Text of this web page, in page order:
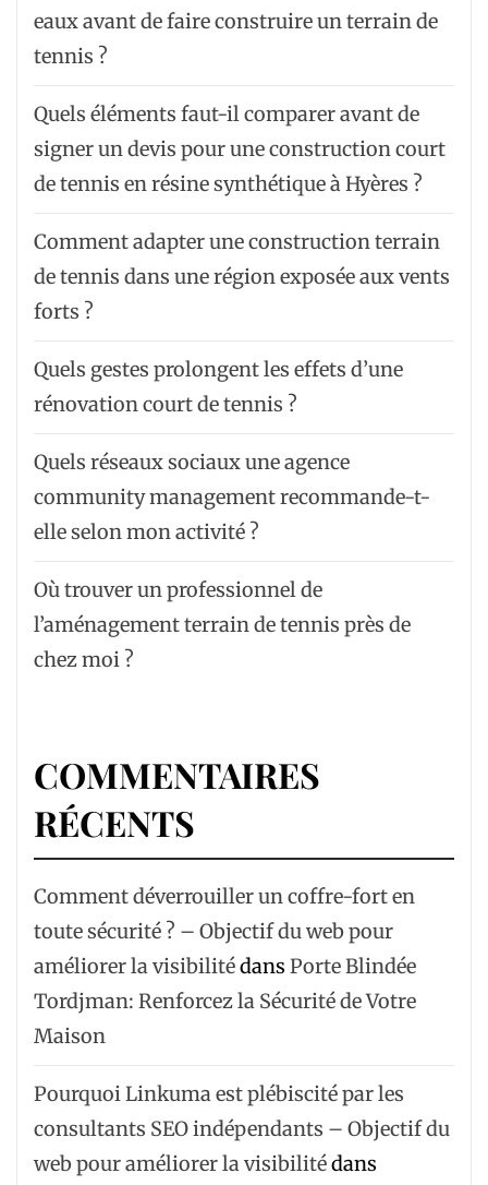
eaux avant de faire construire un terrain de
tennis ?
Quels éléments faut-il comparer avant de
signer un devis pour une construction court
de tennis en résine synthétique à Hyères ?
Comment adapter une construction terrain
de tennis dans une région exposée aux vents
forts ?
Quels gestes prolongent les effets d’une
rénovation court de tennis ?
Quels réseaux sociaux une agence
community management recommande-t-
elle selon mon activité ?
Où trouver un professionnel de
l’aménagement terrain de tennis près de
chez moi ?
COMMENTAIRES
RÉCENTS
Comment déverrouiller un coffre-fort en
toute sécurité ? – Objectif du web pour
améliorer la visibilitédans Porte Blindée
Tordjman: Renforcez la Sécurité de Votre
Maison
Pourquoi Linkuma est plébiscité par les
consultants SEO indépendants – Objectif du
web pour améliorer la visibilitédans